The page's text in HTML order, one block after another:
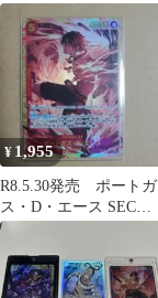
け SR L R 4枚】
¥ 1,955
R8.5.30発売 ポートガ
ス・D・エース SEC
決戦の刻